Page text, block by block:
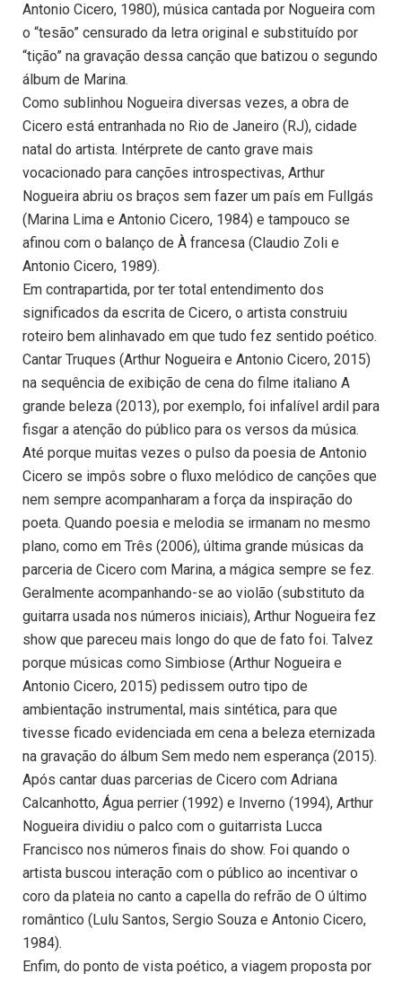
Antonio Cicero, 1980), música cantada por Nogueira com
o “tesão” censurado da letra original e substituído por
“tição” na gravação dessa canção que batizou o segundo
álbum de Marina.
Como sublinhou Nogueira diversas vezes, a obra de
Cicero está entranhada no Rio de Janeiro (RJ), cidade
natal do artista. Intérprete de canto grave mais
vocacionado para canções introspectivas, Arthur
Nogueira abriu os braços sem fazer um país em Fullgás
(Marina Lima e Antonio Cicero, 1984) e tampouco se
afinou com o balanço de À francesa (Claudio Zoli e
Antonio Cicero, 1989).
Em contrapartida, por ter total entendimento dos
significados da escrita de Cicero, o artista construiu
roteiro bem alinhavado em que tudo fez sentido poético.
Cantar Truques (Arthur Nogueira e Antonio Cicero, 2015)
na sequência de exibição de cena do filme italiano A
grande beleza (2013), por exemplo, foi infalível ardil para
fisgar a atenção do público para os versos da música.
Até porque muitas vezes o pulso da poesia de Antonio
Cicero se impôs sobre o fluxo melódico de canções que
nem sempre acompanharam a força da inspiração do
poeta. Quando poesia e melodia se irmanam no mesmo
plano, como em Três (2006), última grande músicas da
parceria de Cicero com Marina, a mágica sempre se fez.
Geralmente acompanhando-se ao violão (substituto da
guitarra usada nos números iniciais), Arthur Nogueira fez
show que pareceu mais longo do que de fato foi. Talvez
porque músicas como Simbiose (Arthur Nogueira e
Antonio Cicero, 2015) pedissem outro tipo de
ambientação instrumental, mais sintética, para que
tivesse ficado evidenciada em cena a beleza eternizada
na gravação do álbum Sem medo nem esperança (2015).
Após cantar duas parcerias de Cicero com Adriana
Calcanhotto, Água perrier (1992) e Inverno (1994), Arthur
Nogueira dividiu o palco com o guitarrista Lucca
Francisco nos números finais do show. Foi quando o
artista buscou interação com o público ao incentivar o
coro da plateia no canto a capella do refrão de O último
romântico (Lulu Santos, Sergio Souza e Antonio Cicero,
1984).
Enfim, do ponto de vista poético, a viagem proposta por